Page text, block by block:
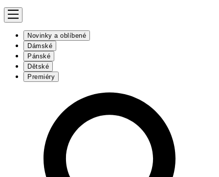
Novinky a oblíbené
Dámské
Pánské
Dětské
Premiéry